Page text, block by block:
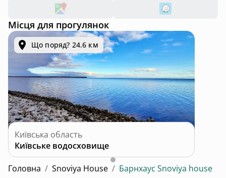
Місця для прогулянок
Що поряд? 24.6 км
Київська область
Київське водосховище
Головна / Snoviya House / Барнхаус Snoviya house